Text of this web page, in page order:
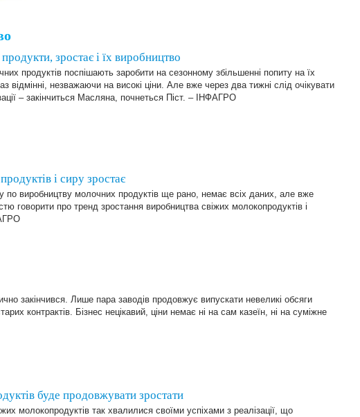
зростає і їх виробництво
продуктів поспішають заробити на сезонному збільшенні попиту на їх
відмінні, незважаючи на високі ціни. Але вже через два тижні слід очікувати
– закінчиться Масляна, почнеться Піст. – ІНФАГРО
і сиру зростає
по виробництву молочних продуктів ще рано, немає всіх даних, але вже
говорити про тренд зростання виробництва свіжих молокопродуктів і
закінчився. Лише пара заводів продовжує випускати невеликі обсяги
контрактів. Бізнес нецікавий, ціни немає ні на сам казеїн, ні на суміжне
буде продовжувати зростати
молокопродуктів так хвалилися своїми успіхами з реалізації, що